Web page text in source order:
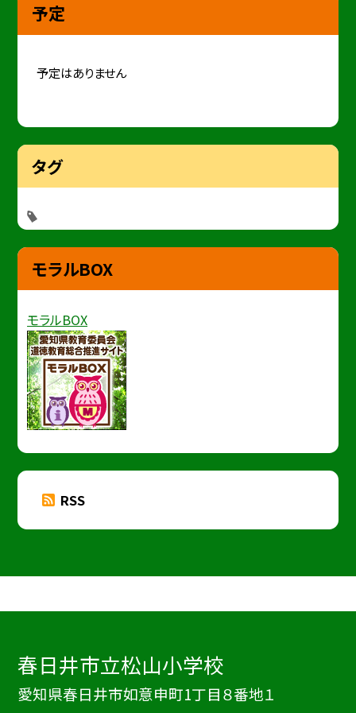
予定
予定はありません
タグ
モラルBOX
モラルBOX
RSS
春日井市立松山小学校
愛知県春日井市如意申町1丁目８番地１